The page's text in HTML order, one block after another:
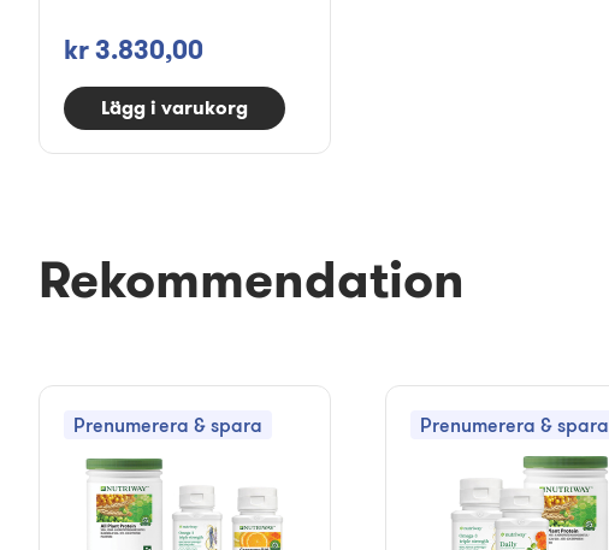
kr 3.830,00
Lägg i varukorg
Rekommendation
Prenumerera & spara Prenumerera & spara